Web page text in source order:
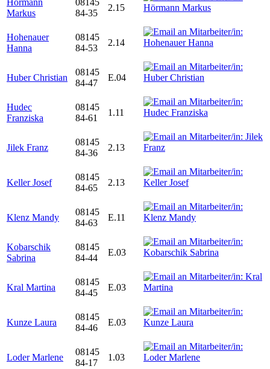
Hörmann
Markus
08145
84-35
2.15
Hohenauer
Hanna
08145
84-53
2.14
Huber Christian
08145
84-47
E.04
Hudec
Franziska
08145
84-61
1.11
Jilek Franz
08145
84-36
2.13
Keller Josef
08145
84-65
2.13
Klenz Mandy
08145
84-63
E.11
Kobarschik
Sabrina
08145
84-44
E.03
Kral Martina
08145
84-45
E.03
Kunze Laura
08145
84-46
E.03
Loder Marlene
08145
84-17
1.03